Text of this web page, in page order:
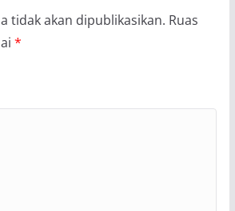
tidak akan dipublikasikan. Ruas
*